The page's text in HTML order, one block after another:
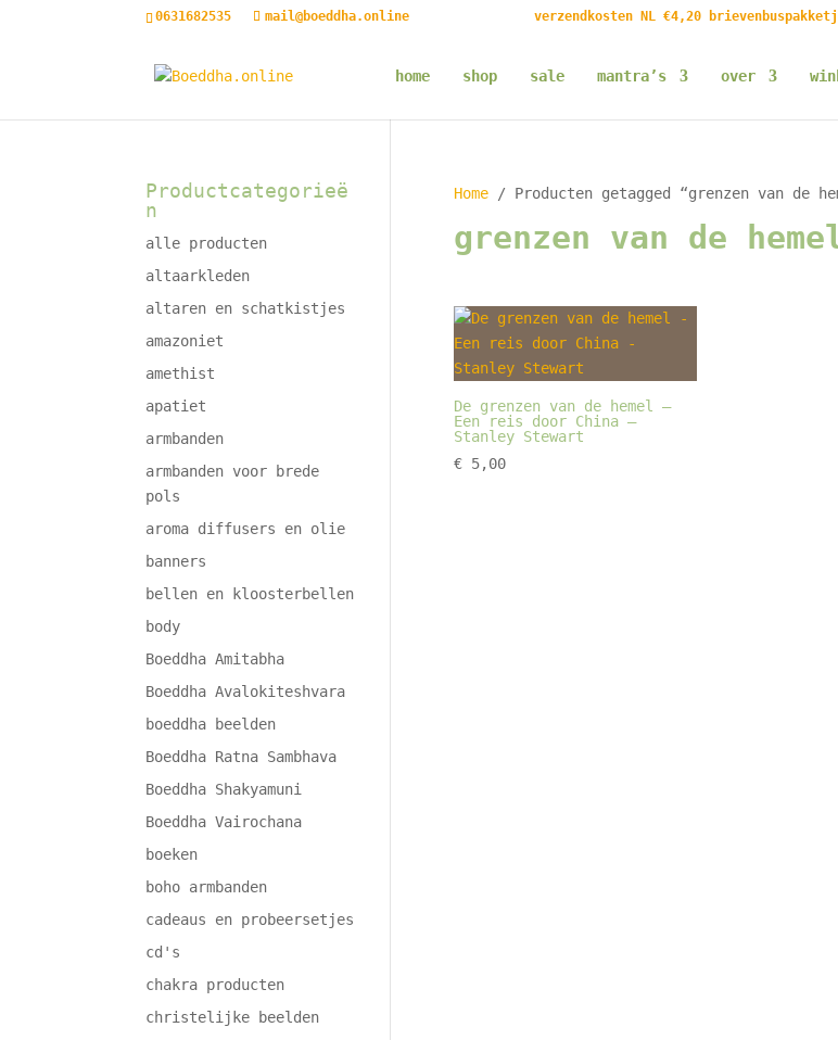
0631682535 mail@boeddha.online verzendkosten NL €4,20
home shop sale mantra’s over
Home/ Producten getagged “grenzen van de
grenzen van de
De grenzen van de hemel –
Een reis door China –
Stanley Stewart
€5,00
Productcategorieë
n
alle producten
altaarkleden
altaren en schatkistjes
amazoniet
amethist
apatiet
armbanden
armbanden voor brede
pols
aroma diffusers en olie
banners
bellen en kloosterbellen
body
Boeddha Amitabha
Boeddha Avalokiteshvara
boeddha beelden
Boeddha Ratna Sambhava
Boeddha Shakyamuni
Boeddha Vairochana
boeken
boho armbanden
cadeaus en probeersetjes
cd's
chakra producten
christelijke beelden